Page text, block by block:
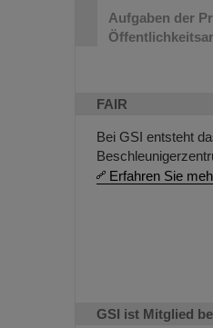
Aufgaben der
FAIR
Bei GSI entsteht
Erfahren Sie
GSI ist Mitglied